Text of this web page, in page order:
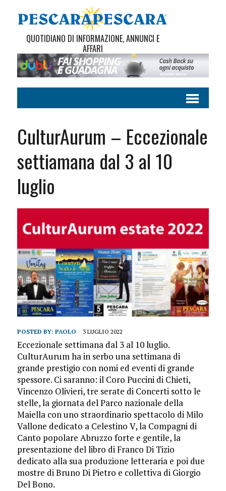
QUOTIDIANO DI INFORMAZIONE, ANNUNCI E
AFFARI
CulturAurum – Eccezionale
settiamana dal 3 al 10
luglio
POSTED BY: PAOLO 3 LUGLIO 2022
Eccezionale settimana dal 3 al 10 luglio.
CulturAurum ha in serbo una settimana di
grande prestigio con nomi ed eventi di grande
spessore. Ci saranno: il Coro Puccini di Chieti,
Vincenzo Olivieri, tre serate di Concerti sotto le
stelle, la giornata del Parco nazionale della
Maiella con uno straordinario spettacolo di Milo
Vallone dedicato a Celestino V, la Compagni di
Canto popolare Abruzzo forte e gentile, la
presentazione del libro di Franco Di Tizio
dedicato alla sua produzione letteraria e poi due
mostre di Bruno Di Pietro e collettiva di Giorgio
Del Bono.